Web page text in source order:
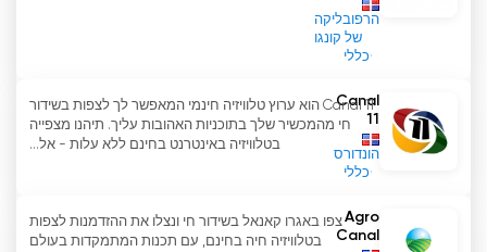
הרפובליקה
של קונגו
כללי
Canal
11
הונדורס
כללי
Canal 11 הוא ערוץ טלוויזיה חינמי המאפשר לך לצפות בשידור
חי מהמכשיר שלך בתוכניות האהובות עליך. תיהנו מצפייה
בטלוויזיה באינטרנט בחינם ללא עלות - אל...
Agro
Canal
צפו באגרו קאנאל בשידור חי ונצלו את ההזדמנות לצפות
בטלוויזיה חיה בחינם, עם תכנות המתמקדות בעולם